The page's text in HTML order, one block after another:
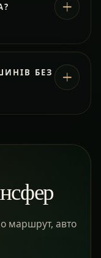
БЕЗ
маршрут, авто